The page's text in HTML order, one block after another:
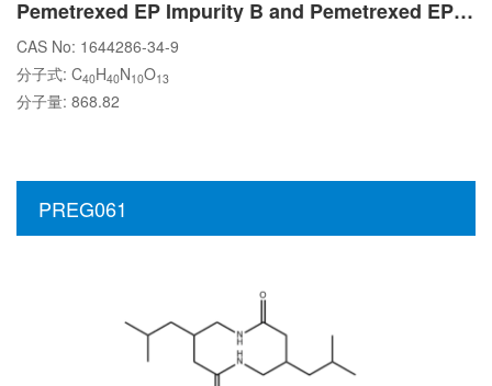
Pemetrexed EP Impurity B and Pemetrexed EP Impurity C
CAS No: 1644286-34-9
分子式: C40H40N10O13
分子量: 868.82
PREG061